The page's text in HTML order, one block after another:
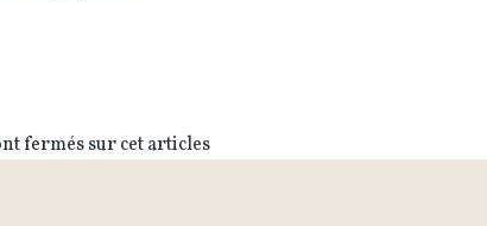
fermés sur cet articles